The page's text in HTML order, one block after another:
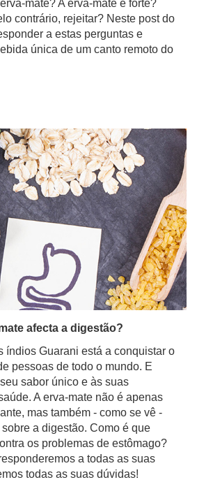
mate? A erva-mate é forte?
contrário, rejeitar? Neste post do
a estas perguntas e
única de um canto remoto do
afecta a digestão?
índios Guarani está a conquistar o
pessoas de todo o mundo. E
sabor único e às suas
A erva-mate não é apenas
mas também - como se vê -
a digestão. Como é que
os problemas de estômago?
a todas as suas
todas as suas dúvidas!